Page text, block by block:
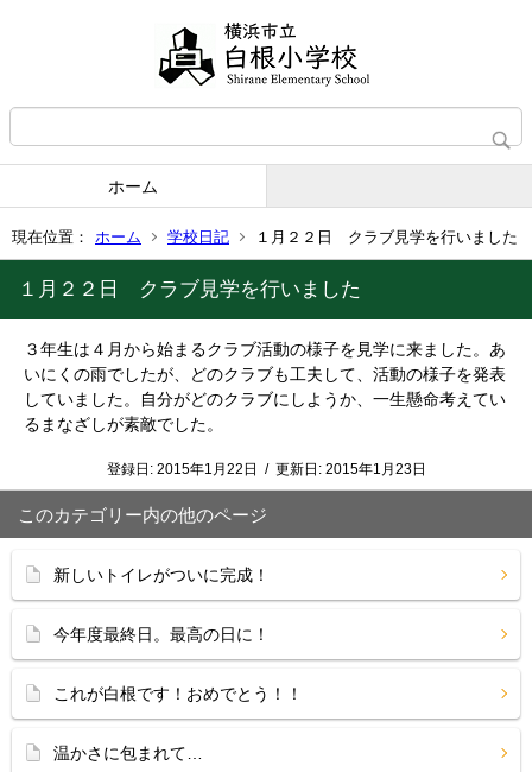
ホーム
現在位置： ホーム 学校日記 １月２２日 クラブ見学を行いました
１月２２日 クラブ見学を行いました
３年生は４月から始まるクラブ活動の様子を見学に来ました。あ
いにくの雨でしたが、どのクラブも工夫して、活動の様子を発表
していました。自分がどのクラブにしようか、一生懸命考えてい
るまなざしが素敵でした。
登録日: 2015年1月22日 / 更新日: 2015年1月23日
このカテゴリー内の他のページ
新しいトイレがついに完成！
今年度最終日。最高の日に！
これが白根です！おめでとう！！
温かさに包まれて…